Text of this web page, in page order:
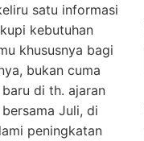
satu informasi
kebutuhan
khususnya bagi
bukan cuma
di th. ajaran
Juli, di
peningkatan